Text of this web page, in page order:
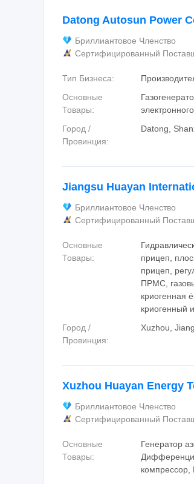
Datong Autosun Power
Бриллиантовое Членство
Сертифицированный
Тип Бизнеса:
Основные
Товары:
Город /
Провинция:
Datong,
Jiangsu Huayan
Бриллиантовое Членство
Сертифицированный
Основные
Товары:
прицеп,
прицеп,
ПРМС,
криогенная
криогенный
Город /
Провинция:
Xuzhou,
Xuzhou Huayan Energy
Бриллиантовое Членство
Сертифицированный
Основные
Товары:
Генератор
компрессор,